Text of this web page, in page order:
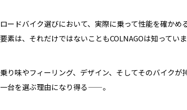
ロードバイク選びにおいて、実際に乗って性能を確か
要素は、それだけではないこともCOLNAGOは知っていま
乗り味やフィーリング、デザイン、そしてそのバイクが
一台を選ぶ理由になり得る——。